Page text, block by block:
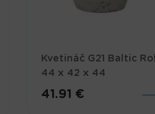
Kvetináč G21 Baltic Roll
44 x 42 x 44
41.91 €